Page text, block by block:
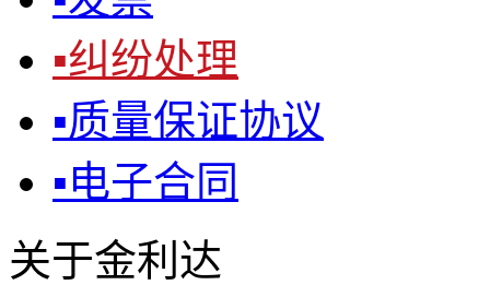
▪纠纷处理
▪质量保证协议
▪电子合同
关于金利达